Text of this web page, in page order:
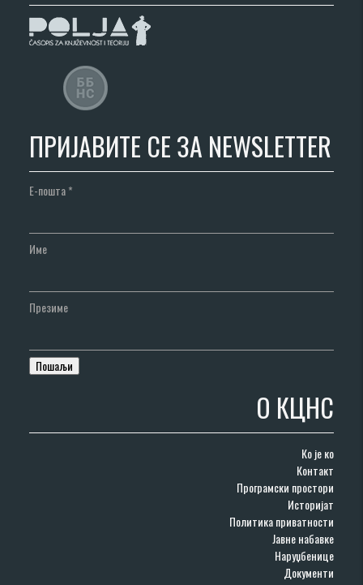
ПРИЈАВИТЕ СЕ ЗА NEWSLETTER
Е-пошта*
Име
Презиме
О КЦНС
Ко је ко
Контакт
Програмски простори
Историјат
Политика приватности
Јавне набавке
Наруџбенице
Документи